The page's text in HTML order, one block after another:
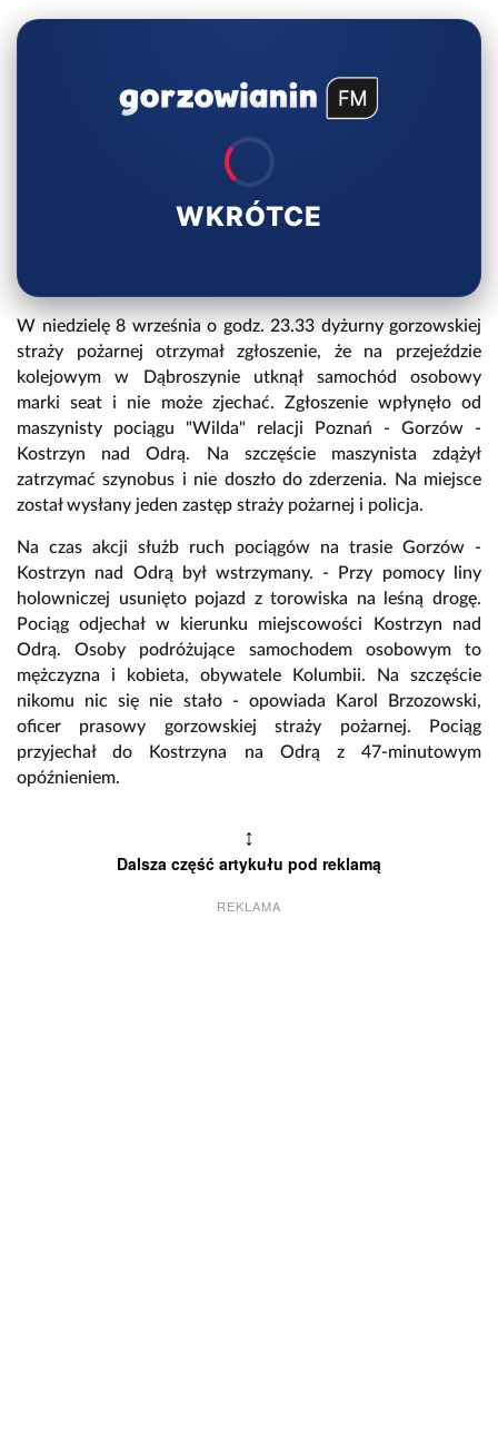
WKRÓTCE
W niedzielę 8 września o godz. 23.33 dyżurny gorzowskiej
straży pożarnej otrzymał zgłoszenie, że na przejeździe
kolejowym w Dąbroszynie utknął samochód osobowy
marki seat i nie może zjechać. Zgłoszenie wpłynęło od
maszynisty pociągu "Wilda" relacji Poznań - Gorzów -
Kostrzyn nad Odrą. Na szczęście maszynista zdążył
zatrzymać szynobus i nie doszło do zderzenia. Na miejsce
został wysłany jeden zastęp straży pożarnej i policja.
Na czas akcji służb ruch pociągów na trasie Gorzów -
Kostrzyn nad Odrą był wstrzymany. - Przy pomocy liny
holowniczej usunięto pojazd z torowiska na leśną drogę.
Pociąg odjechał w kierunku miejscowości Kostrzyn nad
Odrą. Osoby podróżujące samochodem osobowym to
mężczyzna i kobieta, obywatele Kolumbii. Na szczęście
nikomu nic się nie stało - opowiada Karol Brzozowski,
oficer prasowy gorzowskiej straży pożarnej. Pociąg
przyjechał do Kostrzyna na Odrą z 47-minutowym
opóźnieniem.
↕
Dalsza część artykułu pod reklamą
REKLAMA